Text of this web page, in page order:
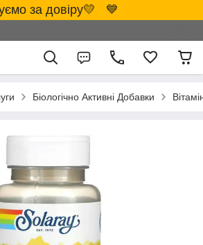
за довіру💛 💙
Біологічно Активні Добавки